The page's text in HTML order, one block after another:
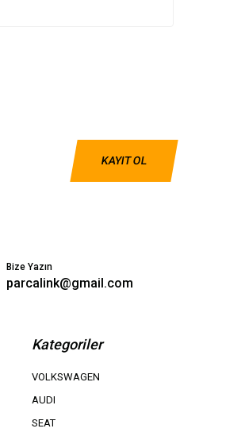
KAYIT OL
Bize Yazın
parcalink@gmail.com
Kategoriler
VOLKSWAGEN
AUDI
SEAT